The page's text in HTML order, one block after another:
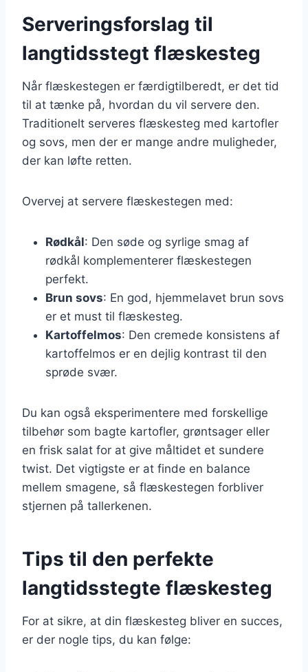
Serveringsforslag til
langtidsstegt flæskesteg
Når flæskestegen er færdigtilberedt, er det tid
til at tænke på, hvordan du vil servere den.
Traditionelt serveres flæskesteg med kartofler
og sovs, men der er mange andre muligheder,
der kan løfte retten.
Overvej at servere flæskestegen med:
Rødkål: Den søde og syrlige smag af
rødkål komplementerer flæskestegen
perfekt.
Brun sovs: En god, hjemmelavet brun sovs
er et must til flæskesteg.
Kartoffelmos: Den cremede konsistens af
kartoffelmos er en dejlig kontrast til den
sprøde svær.
Du kan også eksperimentere med forskellige
tilbehør som bagte kartofler, grøntsager eller
en frisk salat for at give måltidet et sundere
twist. Det vigtigste er at finde en balance
mellem smagene, så flæskestegen forbliver
stjernen på tallerkenen.
Tips til den perfekte
langtidsstegte flæskesteg
For at sikre, at din flæskesteg bliver en succes,
er der nogle tips, du kan følge: